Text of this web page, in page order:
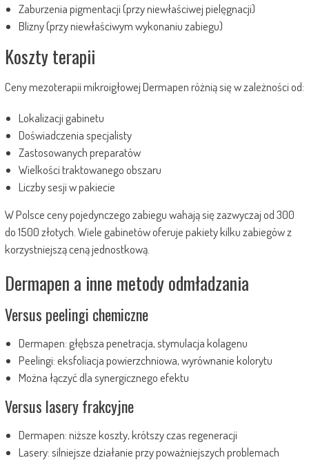
Zaburzenia pigmentacji (przy niewłaściwej pielęgnacji)
Blizny (przy niewłaściwym wykonaniu zabiegu)
Koszty terapii
Ceny mezoterapii mikroigłowej Dermapen różnią się w zależności od:
Lokalizacji gabinetu
Doświadczenia specjalisty
Zastosowanych preparatów
Wielkości traktowanego obszaru
Liczby sesji w pakiecie
W Polsce ceny pojedynczego zabiegu wahają się zazwyczaj od 300
do 1500 złotych. Wiele gabinetów oferuje pakiety kilku zabiegów z
korzystniejszą ceną jednostkową.
Dermapen a inne metody odmładzania
Versus peelingi chemiczne
Dermapen: głębsza penetracja, stymulacja kolagenu
Peelingi: eksfoliacja powierzchniowa, wyrównanie kolorytu
Można łączyć dla synergicznego efektu
Versus lasery frakcyjne
Dermapen: niższe koszty, krótszy czas regeneracji
Lasery: silniejsze działanie przy poważniejszych problemach